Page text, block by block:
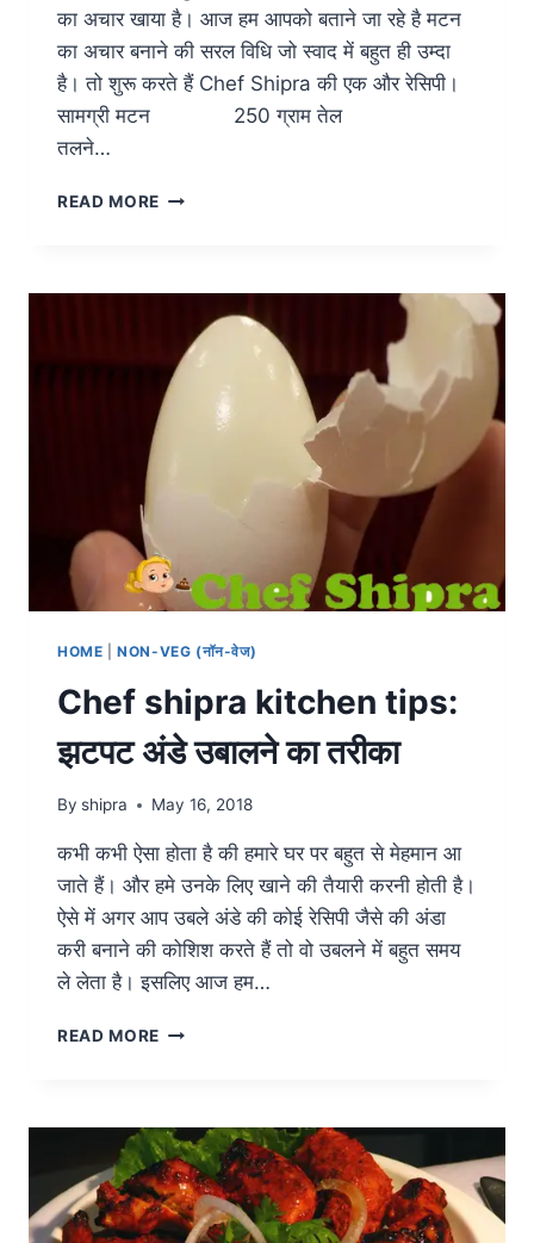
का अचार खाया है। आज हम आपको बताने जा रहे है मटन
का अचार बनाने की सरल विधि जो स्वाद में बहुत ही उम्दा
है। तो शुरू करते हैं Chef Shipra की एक और रेसिपी।
सामग्री मटन 250 ग्राम तेल
तलने…
READ MORE
HOME |NON-VEG (नॉन-वेज)
Chef shipra kitchen tips:
झटपट अंडे उबालने का तरीका
By shipra May 16, 2018
कभी कभी ऐसा होता है की हमारे घर पर बहुत से मेहमान आ
जाते हैं। और हमे उनके लिए खाने की तैयारी करनी होती है।
ऐसे में अगर आप उबले अंडे की कोई रेसिपी जैसे की अंडा
करी बनाने की कोशिश करते हैं तो वो उबलने में बहुत समय
ले लेता है। इसलिए आज हम…
READ MORE